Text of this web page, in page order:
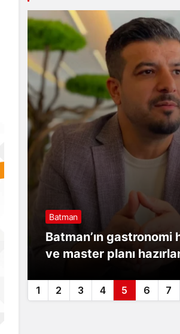
Batman
Batman’ın gastronomi
ve master planı
1 2 3 4 5 6 7